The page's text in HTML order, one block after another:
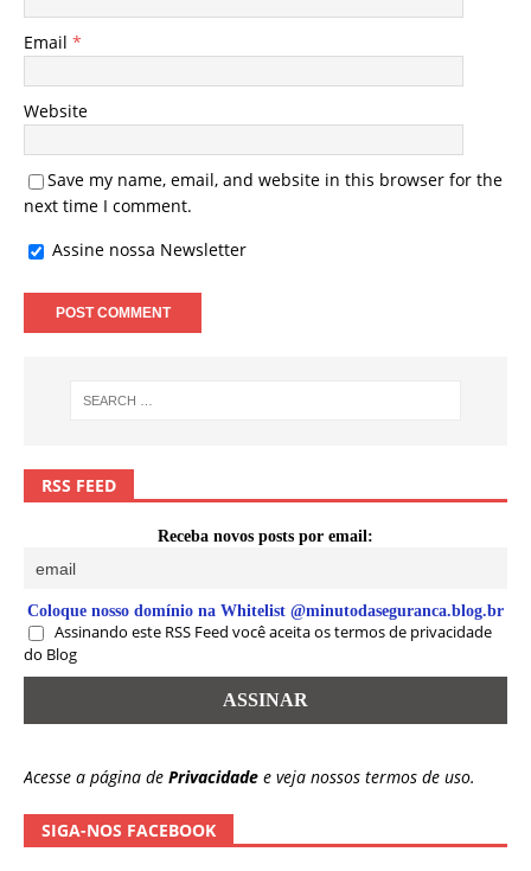
Email *
Website
Save my name, email, and website in this browser for the
next time I comment.
Assine nossa Newsletter
RSS FEED
Receba novos posts por email:
Coloque nosso domínio na Whitelist @minutodaseguranca.blog.br
Assinando este RSS Feed você aceita os termos de privacidade
do Blog
Acesse a página de Privacidade e veja nossos termos de uso.
SIGA-NOS FACEBOOK